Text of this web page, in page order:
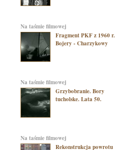
na taśmie filmowej
Fragment PKF z 1960 r.
Bojery - Charzykowy
na taśmie filmowej
Grzybobranie. Bory
tucholske. Lata 50.
na taśmie filmowej
Rekonstrukcja powrotu